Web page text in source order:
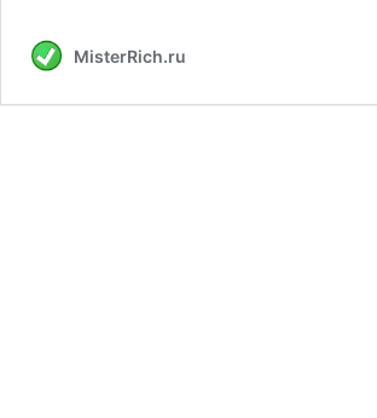
MisterRich.ru